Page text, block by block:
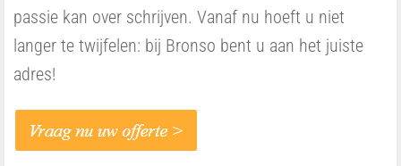
passie kan over schrijven. Vanaf nu hoeft u niet
langer te twijfelen: bij Bronso bent u aan het juiste
adres!